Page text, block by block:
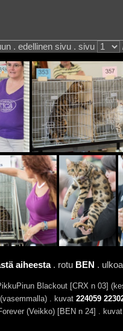
. edellinen sivu . sivu
aiheesta. rotu BEN .
Blackout [CRX n 03]
. kuvat 224059
(Veikko) [BEN n 24] . kuvat